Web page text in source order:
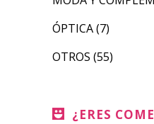
ÓPTICA(7)
OTROS (55)
¿ERES